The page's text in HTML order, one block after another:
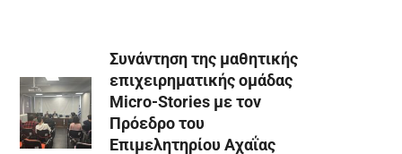
Συνάντηση της μαθητικής
επιχειρηματικής ομάδας
Micro-Stories με τον
Πρόεδρο του
Επιμελητηρίου Αχαΐας